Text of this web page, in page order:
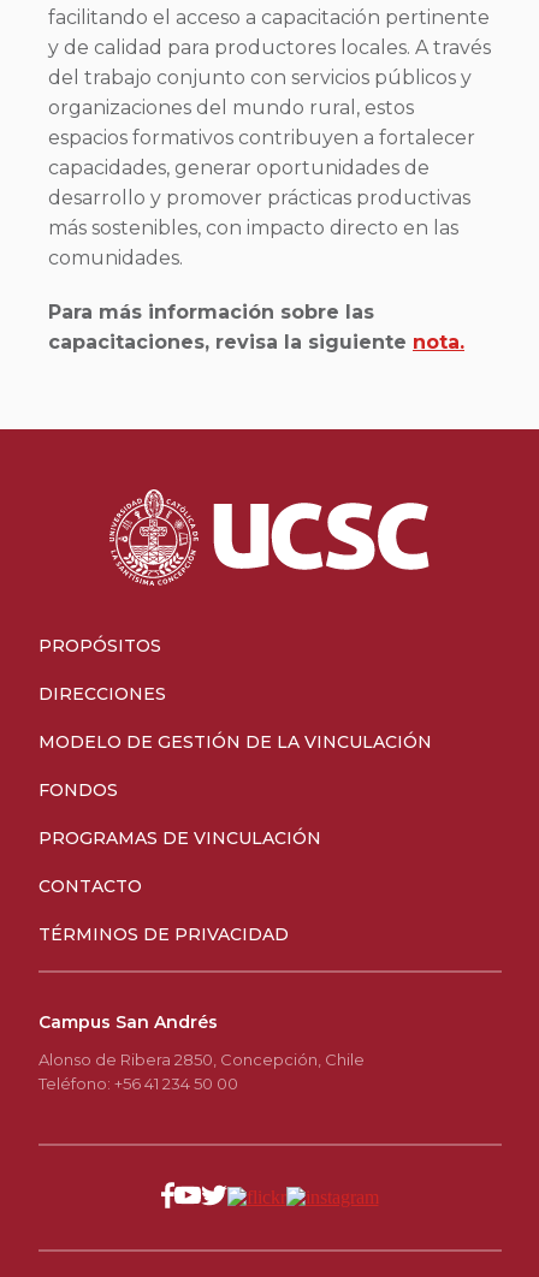
facilitando el acceso a capacitación pertinente
y de calidad para productores locales. A través
del trabajo conjunto con servicios públicos y
organizaciones del mundo rural, estos
espacios formativos contribuyen a fortalecer
capacidades, generar oportunidades de
desarrollo y promover prácticas productivas
más sostenibles, con impacto directo en las
comunidades.
Para más información sobre las
capacitaciones, revisa la siguiente nota.
PROPÓSITOS
DIRECCIONES
MODELO DE GESTIÓN DE LA VINCULACIÓN
FONDOS
PROGRAMAS DE VINCULACIÓN
CONTACTO
TÉRMINOS DE PRIVACIDAD
Campus San Andrés
Alonso de Ribera 2850, Concepción, Chile
Teléfono: +56 41 234 50 00